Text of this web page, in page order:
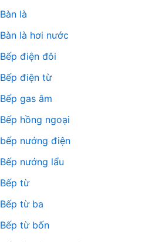
Bàn là
Bàn là hơi nước
Bếp điện đôi
Bếp điện từ
Bếp gas âm
Bếp hồng ngoại
bếp nướng điện
Bếp nướng lẩu
Bếp từ
Bếp từ ba
Bếp từ bốn